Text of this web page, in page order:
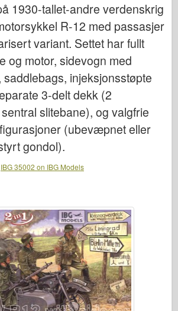
1930-tallet-andre verdenskrig
R-12 med passasjer
variant. Settet har fullt
og motor, sidevogn med
saddlebags, injeksjonsstøpte
3-delt dekk (2
slitebane), og valgfrie
(ubevæpnet eller
gondol).
IBG 35002 on IBG Models